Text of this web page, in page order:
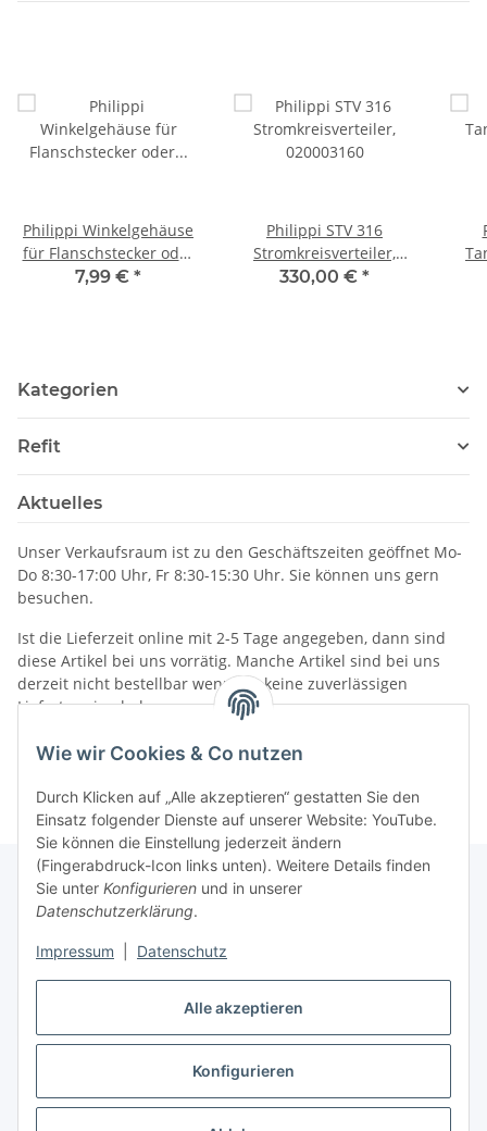
Alle akzeptieren
Konfigurieren
Wie wir Cookies & Co nutzen
Durch Klicken auf „Alle akzeptieren“ gestatten Sie den
Einsatz folgender Dienste auf unserer Website: YouTube.
Sie können die Einstellung jederzeit ändern
(Fingerabdruck-Icon links unten). Weitere Details finden
Sie unter Konfigurieren und in unserer
Datenschutzerklärung.
Impressum Datenschutz
Philippi Winkelgehäuse
für Flanschstecker oder
Flanschdose, Serie 692,
7,99 € *
Philippi STV 316
Stromkreisverteiler,
020003160
330,00 € *
Kategorien
Refit
Aktuelles
Unser Verkaufsraum ist zu den Geschäftszeiten geöffnet Mo-
Do 8:30-17:00 Uhr, Fr 8:30-15:30 Uhr. Sie können uns gern
besuchen.
Ist die Lieferzeit online mit 2-5 Tage angegeben, dann sind
diese Artikel bei uns vorrätig. Manche Artikel sind bei uns
derzeit nicht bestellbar wenn wir keine zuverlässigen
Liefertermine haben.
Informationen
Gesetzliche Informationen
Vertrag widerrufen